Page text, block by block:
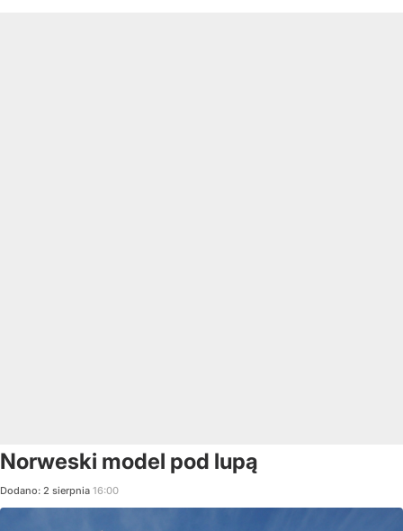
Norweski model pod lupą
Dodano: 2 sierpnia 16:00